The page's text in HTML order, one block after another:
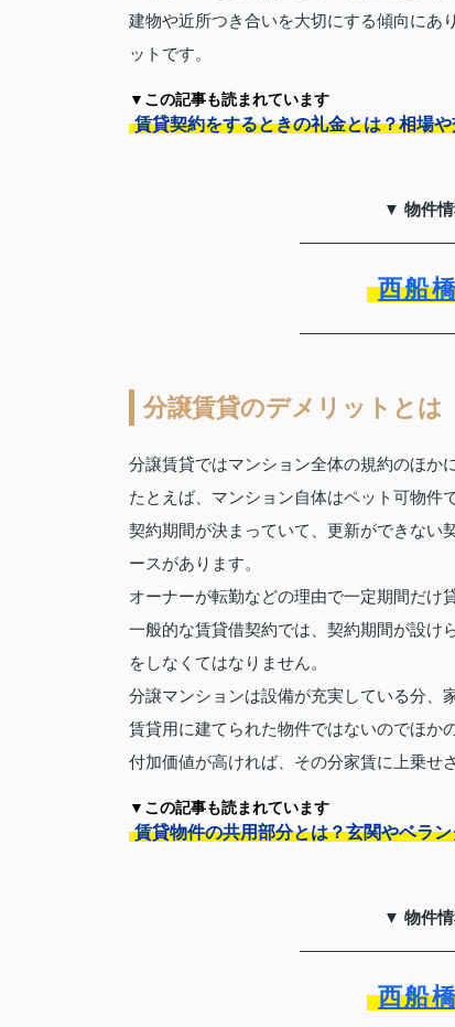
建物や近所つき合いを大切にする傾向にあ
ットです。
▼この記事も読まれています
賃貸契約をするときの礼金とは？相場
▼ 物件
西船
分譲賃貸のデメリットとは
分譲賃貸ではマンション全体の規約のほか
たとえば、マンション自体はペット可物件
契約期間が決まっていて、更新ができない
ースがあります。
オーナーが転勤などの理由で一定期間だけ
一般的な賃貸借契約では、契約期間が設け
をしなくてはなりません。
分譲マンションは設備が充実している分、
賃貸用に建てられた物件ではないのでほか
付加価値が高ければ、その分家賃に上乗せ
▼この記事も読まれています
賃貸物件の共用部分とは？玄関やベラ
▼ 物件
西船